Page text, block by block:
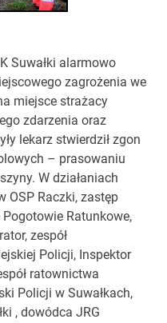
Suwałki alarmowo
zagrożenia we
miejsce strażacy
zdarzenia oraz
lekarz stwierdził zgon
– prasowaniu
W działaniach
OSP Raczki, zastęp
Ratunkowe,
zespół
Policji, Inspektor
ratownictwa
Policji w Suwałkach,
, dowódca JRG